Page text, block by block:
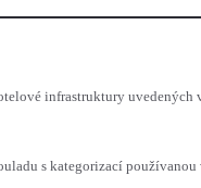
infrastruktury uvedených
s kategorizací